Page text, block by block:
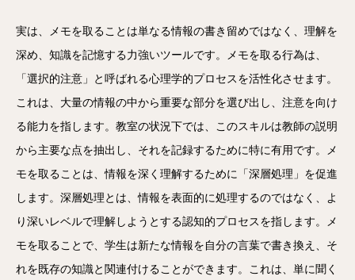
実は、メモを取ることは単なる情報の書き留めではなく、理解を
深め、知識を記憶する力強いツールです。メモを取る行為は、
「選択的注意」と呼ばれる心理学的プロセスを活性化させます。
これは、大量の情報の中から重要な部分を選び出し、注意を向け
る能力を指します。教室の状況下では、このスキルは教師の説明
から主要な点を抽出し、それを記録するために特に有用です。メ
モを取ることは、情報を深く理解するために「深層処理」を促進
します。深層処理とは、情報を表面的に処理するのではなく、よ
り深いレベルで理解しようとする認知的プロセスを指します。メ
モを取ることで、学生は新たな情報を自分の言葉で書き換え、そ
れを既存の知識と関連付けることができます。これは、単に聞く